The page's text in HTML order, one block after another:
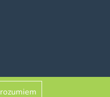
rozumiem